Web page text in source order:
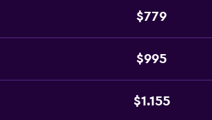
$779
$995
$1.155